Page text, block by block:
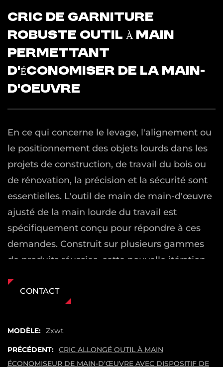
CRIC DE GARNITURE
ROBUSTE OUTIL À MAIN
PERMETTANT
D’ÉCONOMISER DE LA MAIN-
D’OEUVRE
En ce qui concerne le levage, l'alignement ou
le positionnement des objets lourds dans les
projets de construction, de travail du bois ou
de rénovation, la précision et la sécurité sont
essentielles. L'outil de main de main-d'œuvre
ajusté de la main lourde du travail est
spécifiquement conçu pour répondre à ces
demandes. Construit sur plusieurs gammes
de produits réussies, cette nouvelle itération
de fonctionnalités axées sur l'utilisateur,
L'une des caractéristiques saillantes de cette
CONTACT
MODÈLE: Zxwt
PRÉCÉDENT: CRIC ALLONGÉ OUTIL À MAIN
ÉCONOMISEUR DE MAIN-D’ŒUVRE AVEC DISPOSITIF DE